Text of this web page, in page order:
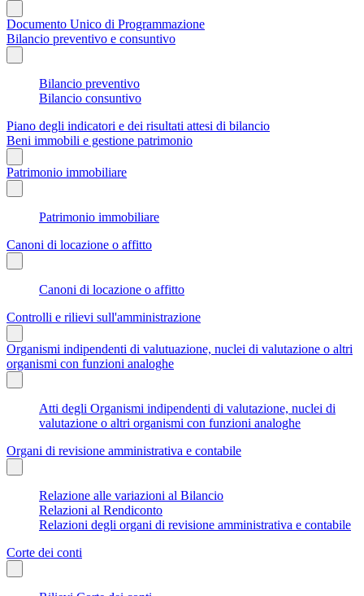
Documento Unico di Programmazione
Bilancio preventivo e consuntivo
Bilancio preventivo
Bilancio consuntivo
Piano degli indicatori e dei risultati attesi di bilancio
Beni immobili e gestione patrimonio
Patrimonio immobiliare
Patrimonio immobiliare
Canoni di locazione o affitto
Canoni di locazione o affitto
Controlli e rilievi sull'amministrazione
Organismi indipendenti di valutuazione, nuclei di valutazione o altri
organismi con funzioni analoghe
Atti degli Organismi indipendenti di valutazione, nuclei di
valutazione o altri organismi con funzioni analoghe
Organi di revisione amministrativa e contabile
Relazione alle variazioni al Bilancio
Relazioni al Rendiconto
Relazioni degli organi di revisione amministrativa e contabile
Corte dei conti